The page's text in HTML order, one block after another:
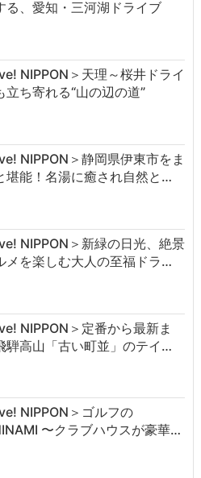
る、愛知・三河湖ドライブ
NIPPON＞天理～桜井ドライ
立ち寄れる“山の辺の道”
NIPPON＞静岡県伊東市をま
堪能！名湯に癒され自然と…
NIPPON＞新緑の日光、絶景
メを楽しむ大人の至福ドラ…
NIPPON＞定番から最新ま
騨高山「古い町並」のテイ…
NIPPON＞ゴルフの
〜クラブハウスが豪華…